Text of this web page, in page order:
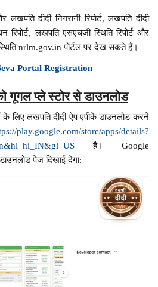
दीदी निगरानी रिपोर्ट, लखपति दीदी
रिपोर्ट, लखपति एसएचजी स्थिति रिपोर्ट और
nrlm.gov.in पोर्टल पर देख सकते हैं।
Portal Registration
गूगल प्ले स्टोर से डाउनलोड
लिए लखपति दीदी ऐप एपीके डाउनलोड करने
play.google.com/store/apps/details?
है। Google
पेज दिखाई देगा: –